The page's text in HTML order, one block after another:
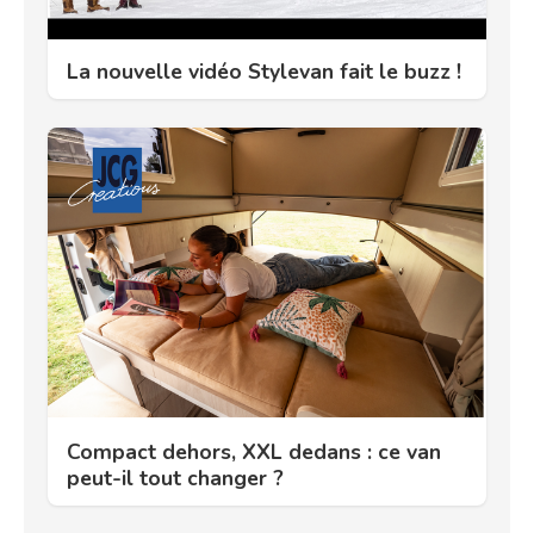
La nouvelle vidéo Stylevan fait le buzz !
Compact dehors, XXL dedans : ce van
peut-il tout changer ?